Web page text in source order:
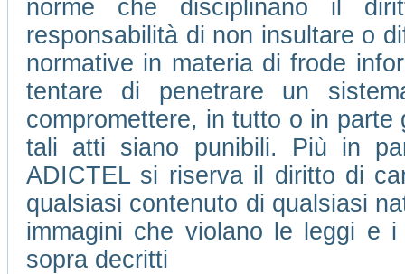
norme che disciplinano il
responsabilità di non insultare o
normative in materia di frode
tentare di penetrare un
compromettere, in tutto o in
tali atti siano punibili. Più in
ADICTEL si riserva il diritto di
qualsiasi contenuto di qualsiasi
immagini che violano le leggi e
sopra decritti